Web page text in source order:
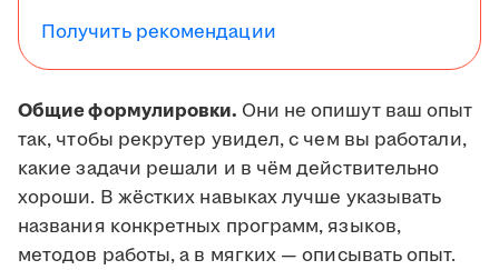
Получить рекомендации
Общие формулировки. Они не опишут ваш опыт
так, чтобы рекрутер увидел, с чем вы работали,
какие задачи решали и в чём действительно
хороши. В жёстких навыках лучше указывать
названия конкретных программ, языков,
методов работы, а в мягких — описывать опыт.